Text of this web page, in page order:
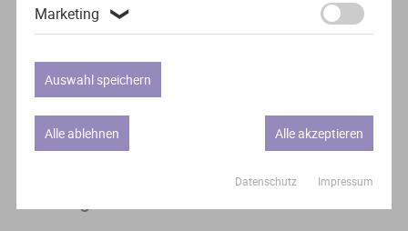
Finanzamt Ahaus
USt-IdNr.: DE 254 600 104
Amtsgericht Coesfeld, HRB 10682
Marketing ❯
Auswahl speichern
Alle akzeptieren
Alle ablehnen
Datenschutz Impressum